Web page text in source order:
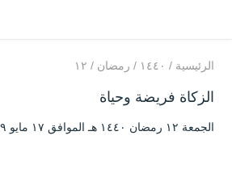
الرئيسية / ۱٤٤۰ / رمضان / ۱۲
الزكاة فريضة وحياة
الجمعة ۱۲ رمضان ۱٤٤۰ هـ الموافق ۱۷ مايو ۲۰۱۹ مـ |